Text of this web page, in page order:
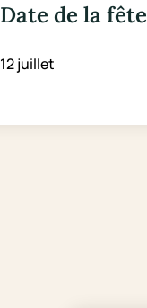
Date de la fête
12 juillet